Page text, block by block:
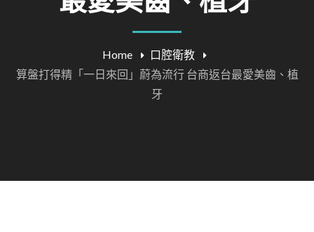
Home
口腔衛教
算盤打得精「一日來回」蔚為流行 台商返台最愛美齒、植
牙